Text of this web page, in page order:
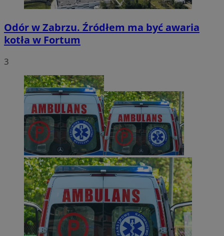
Odór w Zabrzu. Źródłem ma być awaria
kotła w Fortum
3